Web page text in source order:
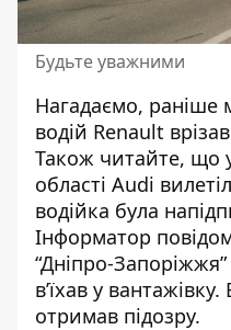
Будьте уважними
Нагадаємо,
водій Renault
Також читайте, що
області Audi
водійка була
Інформатор
“Дніпро-
в’їхав у вантажівку.
отримав підозру.